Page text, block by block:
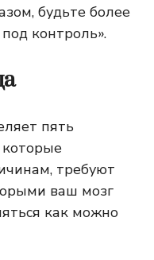
будьте более
контроль».
пять
требуют
ваш мозг
как можно